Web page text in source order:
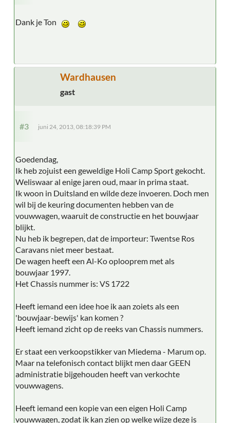
Dank je Ton
Wardhausen
gast
#3 juni 24, 2013, 08:18:39 PM
Goedendag,
Ik heb zojuist een geweldige Holi Camp Sport gekocht.
Weliswaar al enige jaren oud, maar in prima staat.
Ik woon in Duitsland en wilde deze invoeren. Doch men
wil bij de keuring documenten hebben van de
vouwwagen, waaruit de constructie en het bouwjaar
blijkt.
Nu heb ik begrepen, dat de importeur: Twentse Ros
Caravans niet meer bestaat.
De wagen heeft een Al-Ko oplooprem met als
bouwjaar 1997.
Het Chassis nummer is: VS 1722
Heeft iemand een idee hoe ik aan zoiets als een
'bouwjaar-bewijs' kan komen ?
Heeft iemand zicht op de reeks van Chassis nummers.
Er staat een verkoopstikker van Miedema - Marum op.
Maar na telefonisch contact blijkt men daar GEEN
administratie bijgehouden heeft van verkochte
vouwwagens.
Heeft iemand een kopie van een eigen Holi Camp
vouwwagen, zodat ik kan zien op welke wijze deze is